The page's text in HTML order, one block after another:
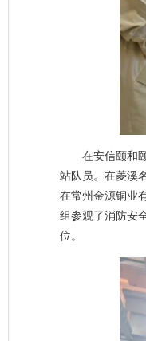
在安信颐和
站队员。在菱溪
在常州金源铜业
组参观了消防安
位。